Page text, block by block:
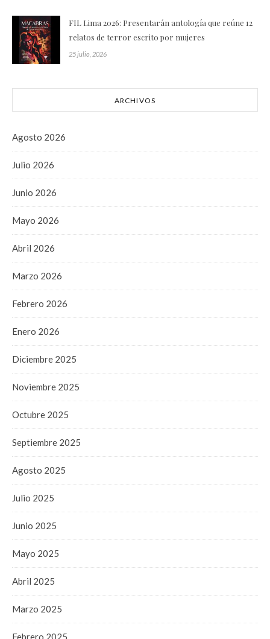
FIL Lima 2026: Presentarán antología que reúne 12
relatos de terror escrito por mujeres
25 julio, 2026
ARCHIVOS
Agosto 2026
Julio 2026
Junio 2026
Mayo 2026
Abril 2026
Marzo 2026
Febrero 2026
Enero 2026
Diciembre 2025
Noviembre 2025
Octubre 2025
Septiembre 2025
Agosto 2025
Julio 2025
Junio 2025
Mayo 2025
Abril 2025
Marzo 2025
Febrero 2025